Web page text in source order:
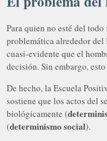
Para quien no esté del
problemática alrededor
cuasi-evidente que el
decisión. Sin embargo,
De hecho, la Escuela
sostiene que los actos del
biológicamente (
(determinismo social).